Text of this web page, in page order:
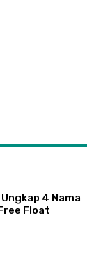
4 Nama
Float